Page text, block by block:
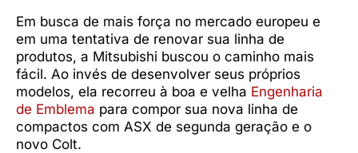
Em busca de mais força no mercado europeu e
em uma tentativa de renovar sua linha de
produtos, a Mitsubishi buscou o caminho mais
fácil. Ao invés de desenvolver seus próprios
modelos, ela recorreu à boa e velha Engenharia
de Emblema para compor sua nova linha de
compactos com ASX de segunda geração e o
novo Colt.